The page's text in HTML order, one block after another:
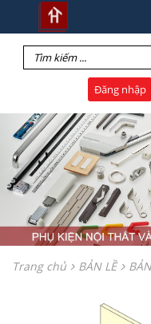
Đăng nhập
Trang chủ BẢN LỀ